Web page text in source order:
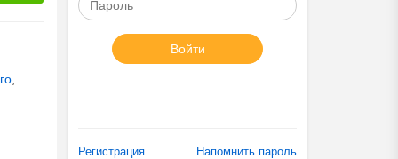
Войти
Регистрация Напомнить пароль